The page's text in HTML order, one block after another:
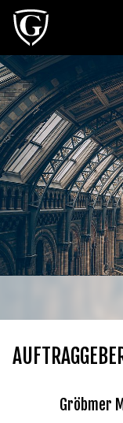
Gröbmer